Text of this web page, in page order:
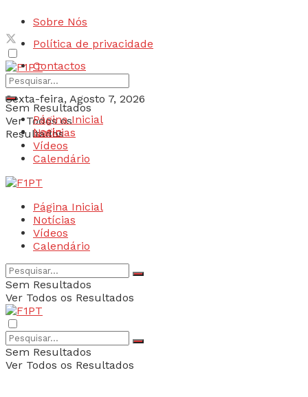
Sobre Nós
Política de privacidade
Contactos
Sexta-feira, Agosto 7, 2026
Login
Sem Resultados
Ver Todos os
Resultados
Página Inicial
Notícias
Vídeos
Calendário
Página Inicial
Notícias
Vídeos
Calendário
Sem Resultados
Ver Todos os Resultados
Sem Resultados
Ver Todos os Resultados